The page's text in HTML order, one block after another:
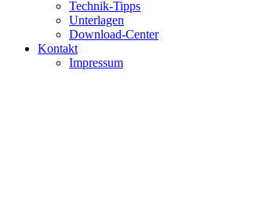
Technik-Tipps
Unterlagen
Download-Center
Kontakt
Impressum